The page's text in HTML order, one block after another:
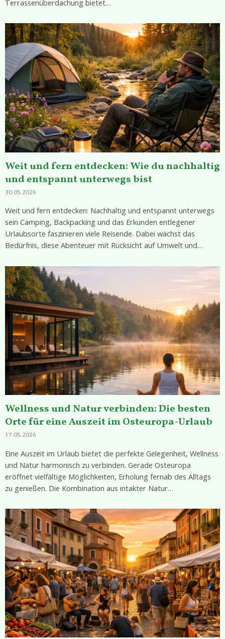
Terrassenüberdachung bietet…
Weit und fern entdecken: Wie du nachhaltig
und entspannt unterwegs bist
30.05.2026
Weit und fern entdecken: Nachhaltig und entspannt unterwegs
sein Camping, Backpacking und das Erkunden entlegener
Urlaubsorte faszinieren viele Reisende. Dabei wächst das
Bedürfnis, diese Abenteuer mit Rücksicht auf Umwelt und…
Wellness und Natur verbinden: Die besten
Orte für eine Auszeit im Osteuropa-Urlaub
17.05.2026
Eine Auszeit im Urlaub bietet die perfekte Gelegenheit, Wellness
und Natur harmonisch zu verbinden. Gerade Osteuropa
eröffnet vielfältige Möglichkeiten, Erholung fernab des Alltags
zu genießen. Die Kombination aus intakter Natur…